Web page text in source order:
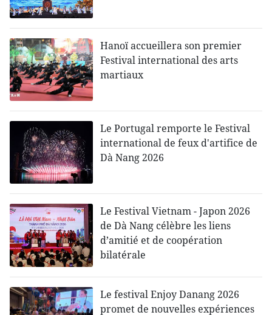
Hanoï accueillera son premier
Festival international des arts
martiaux
Le Portugal remporte le Festival
international de feux d'artifice de
Dà Nang 2026
Le Festival Vietnam - Japon 2026
de Dà Nang célèbre les liens
d’amitié et de coopération
bilatérale
Le festival Enjoy Danang 2026
promet de nouvelles expériences